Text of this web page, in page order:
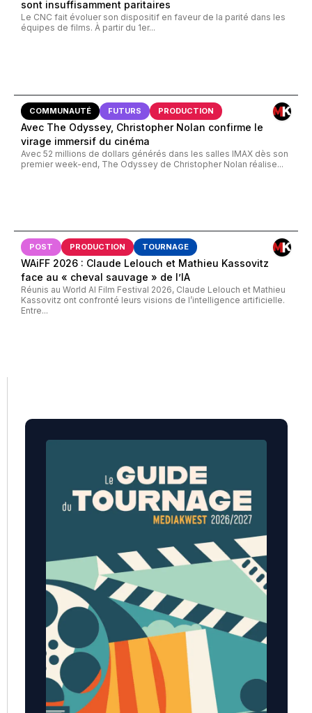
sont insuffisamment paritaires
Le CNC fait évoluer son dispositif en faveur de la parité dans les
équipes de films. À partir du 1er...
COMMUNAUTÉ FUTURS PRODUCTION
Avec The Odyssey, Christopher Nolan confirme le
virage immersif du cinéma
Avec 52 millions de dollars générés dans les salles IMAX dès son
premier week-end, The Odyssey de Christopher Nolan réalise...
POST PRODUCTION TOURNAGE
WAiFF 2026 : Claude Lelouch et Mathieu Kassovitz
face au « cheval sauvage » de l’IA
Réunis au World AI Film Festival 2026, Claude Lelouch et Mathieu
Kassovitz ont confronté leurs visions de l’intelligence artificielle.
Entre...